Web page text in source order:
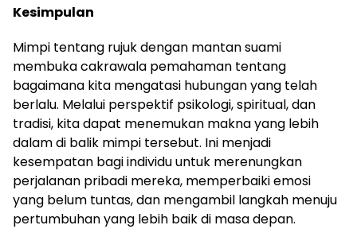
Kesimpulan
Mimpi tentang rujuk dengan mantan suami
membuka cakrawala pemahaman tentang
bagaimana kita mengatasi hubungan yang telah
berlalu. Melalui perspektif psikologi, spiritual, dan
tradisi, kita dapat menemukan makna yang lebih
dalam di balik mimpi tersebut. Ini menjadi
kesempatan bagi individu untuk merenungkan
perjalanan pribadi mereka, memperbaiki emosi
yang belum tuntas, dan mengambil langkah menuju
pertumbuhan yang lebih baik di masa depan.